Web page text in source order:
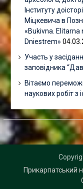
Інституту
Міцкевича в
«Bukivna. Elitarna
Dniestrem»
Участь у
заповідника
Вітаємо
наукових робіт з
Прикарпатський